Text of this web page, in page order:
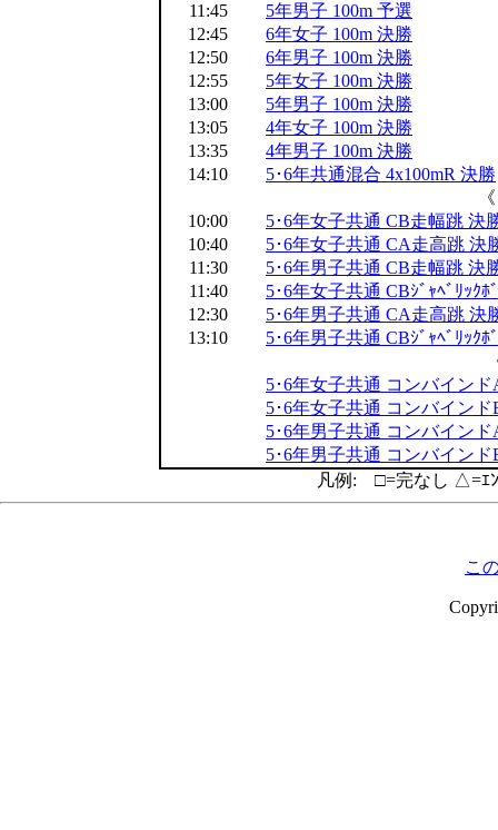
11:45
5年男子 100m 予選
12:45
6年女子 100m 決勝
12:50
6年男子 100m 決勝
12:55
5年女子 100m 決勝
13:00
5年男子 100m 決勝
13:05
4年女子 100m 決勝
13:35
4年男子 100m 決勝
14:10
5･6年共通混合 4x100mR 決勝
10:00
5･6年女子共通 CB走幅跳 決
10:40
5･6年女子共通 CA走高跳 決
11:30
5･6年男子共通 CB走幅跳 決
11:40
5･6年女子共通 CBｼﾞｬﾍﾞﾘｯｸﾎ
12:30
5･6年男子共通 CA走高跳 決
13:10
5･6年男子共通 CBｼﾞｬﾍﾞﾘｯｸﾎ
5･6年女子共通 コンバインド
5･6年女子共通 コンバインド
5･6年男子共通 コンバインド
5･6年男子共通 コンバインド
凡例: □=完なし △=ｴ
こ